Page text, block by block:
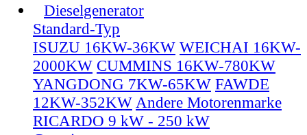
Dieselgenerator
Standard-Typ
ISUZU 16KW-36KW WEICHAI 16KW-
2000KW CUMMINS 16KW-780KW
YANGDONG 7KW-65KW FAWDE
12KW-352KW Andere Motorenmarke
RICARDO 9 kW - 250 kW